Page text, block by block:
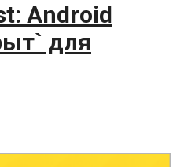
Android
для